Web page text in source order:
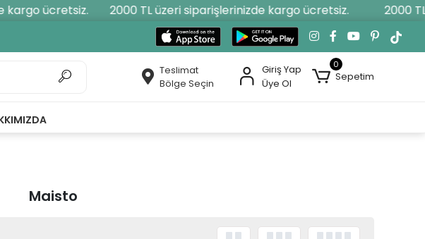
ücretsiz. 2000 TL üzeri siparişlerinizde kargo ücretsiz. 2000 TL
Teslimat
Bölge Seçin
Giriş Yap
Üye Ol
0
Sepetim
Maisto